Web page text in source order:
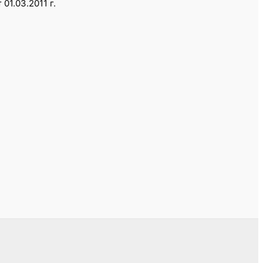
г.